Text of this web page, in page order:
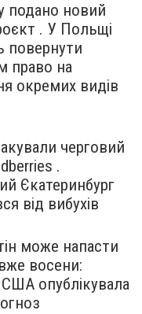
подано новий
. У Польщі
повернути
право на
окремих видів
черговий
.
Єкатеринбург
від вибухів
може напасти
восени:
США опублікувала